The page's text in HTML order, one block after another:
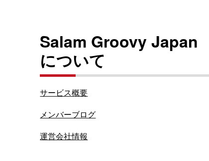
Salam Groovy Japan
について
サービス概要
メンバーブログ
運営会社情報